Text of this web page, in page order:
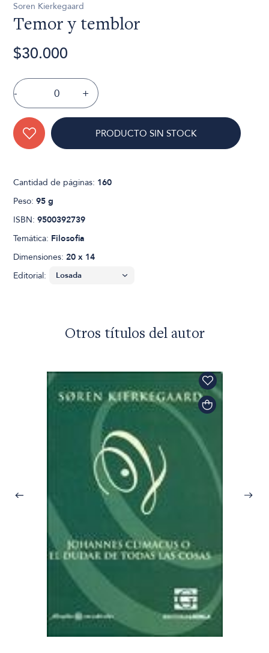
Soren Kierkegaard
Temor y temblor
$30.000
- +
PRODUCTO SIN STOCK
Cantidad de páginas: 160
Peso:95 g
ISBN:9500392739
Temática: Filosofia
Dimensiones:20 x 14
Editorial:
Otros títulos del autor